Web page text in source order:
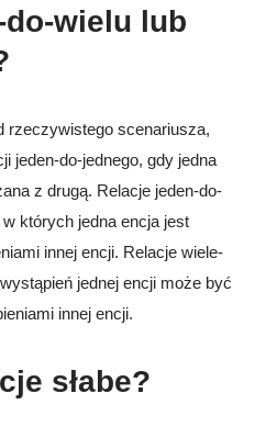
wielu lub
rzeczywistego scenariusza,
jeden-do-jednego, gdy jedna
z drugą. Relacje jeden-do-
których jedna encja jest
innej encji. Relacje wiele-
jednej encji może być
innej encji.
słabe?